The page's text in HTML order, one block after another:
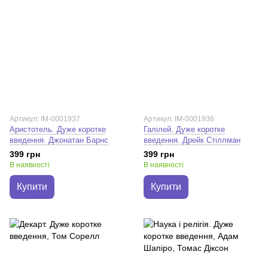
Артикул: IM-0001937
Аристотель. Дуже коротке
введення. Джонатан Барнс
399 грн
В наявності
Купити
Артикул: IM-0001936
Галілей. Дуже коротке
введення. Дрейк Стіллман
399 грн
В наявності
Купити